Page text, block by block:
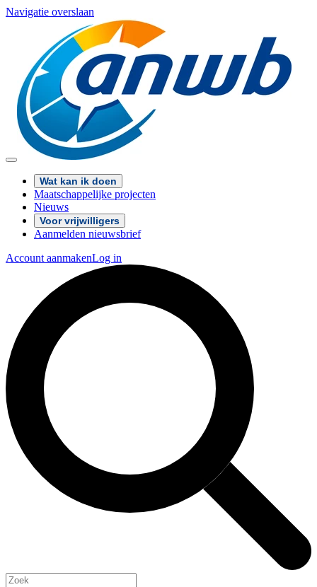
Navigatie overslaan
Wat kan ik doen
Maatschappelijke projecten
Nieuws
Voor vrijwilligers
Aanmelden nieuwsbrief
Account aanmakenLog in